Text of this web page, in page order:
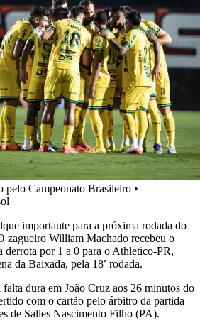
pelo Campeonato Brasileiro •
importante para a próxima rodada do
zagueiro William Machado recebeu o
derrota por 1 a 0 para o Athletico-PR,
da Baixada, pela 18ª rodada.
dura em João Cruz aos 26 minutos do
com o cartão pelo árbitro da partida
de Salles Nascimento Filho (PA).